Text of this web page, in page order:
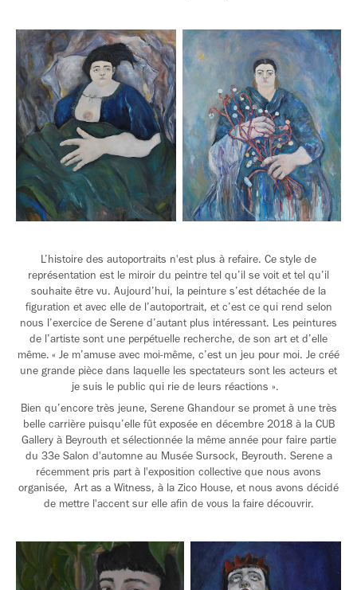
L’histoire des autoportraits n'est plus à refaire. Ce style de
représentation est le miroir du peintre tel qu’il se voit et tel qu’il
souhaite être vu. Aujourd’hui, la peinture s’est détachée de la
figuration et avec elle de l’autoportrait, et c’est ce qui rend selon
nous l’exercice de Serene d’autant plus intéressant. Les peintures
de l’artiste sont une perpétuelle recherche, de son art et d’elle
même. « Je m’amuse avec moi-même, c’est un jeu pour moi. Je créé
une grande pièce dans laquelle les spectateurs sont les acteurs et
je suis le public qui rie de leurs réactions ».
Bien qu’encore très jeune, Serene Ghandour se promet à une très
belle carrière puisqu’elle fût exposée en décembre 2018 à la CUB
Gallery à Beyrouth et sélectionnée la même année pour faire partie
du 33e Salon d'automne au Musée Sursock, Beyrouth. Serene a
récemment pris part à l'exposition collective que nous avons
organisée, Art as a Witness, à la Zico House, et nous avons décidé
de mettre l'accent sur elle afin de vous la faire découvrir.